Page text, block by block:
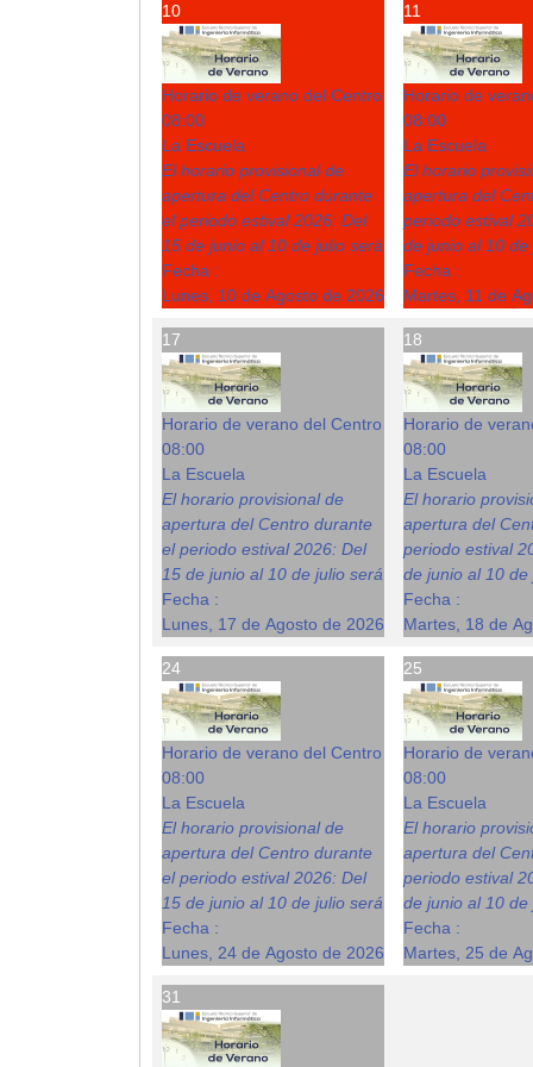
10
Horario de verano del Centro
08:00
La Escuela
El horario provisional de
apertura del Centro durante
el periodo estival 2026: Del
15 de junio al 10 de julio será
Fecha :
Lunes, 10 de Agosto de 2026
11
Horario de
08:00
La Escuela
El horario
apertura del
periodo estival
de junio al 10 de
Fecha :
Martes, 11 de
17
Horario de verano del Centro
08:00
La Escuela
El horario provisional de
apertura del Centro durante
el periodo estival 2026: Del
15 de junio al 10 de julio será
Fecha :
Lunes, 17 de Agosto de 2026
18
Horario de
08:00
La Escuela
El horario
apertura del
periodo estival
de junio al 10 de
Fecha :
Martes, 18 de
24
Horario de verano del Centro
08:00
La Escuela
El horario provisional de
apertura del Centro durante
el periodo estival 2026: Del
15 de junio al 10 de julio será
Fecha :
Lunes, 24 de Agosto de 2026
25
Horario de
08:00
La Escuela
El horario
apertura del
periodo estival
de junio al 10 de
Fecha :
Martes, 25 de
31